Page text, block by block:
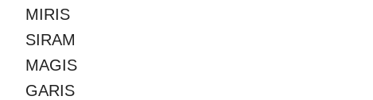
MIRIS
SIRAM
MAGIS
GARIS